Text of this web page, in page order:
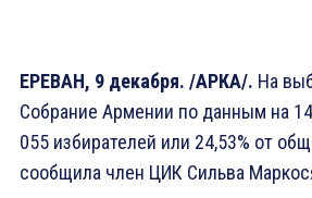
ЕРЕВАН, 9 декабря. /АРКА/. На
Собрание Армении по данным на
055 избирателей или 24,53% от
сообщила член ЦИК Сильва